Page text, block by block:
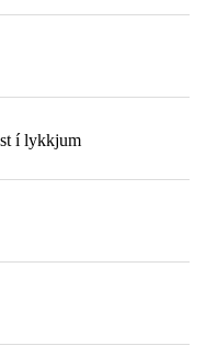
í lykkjum